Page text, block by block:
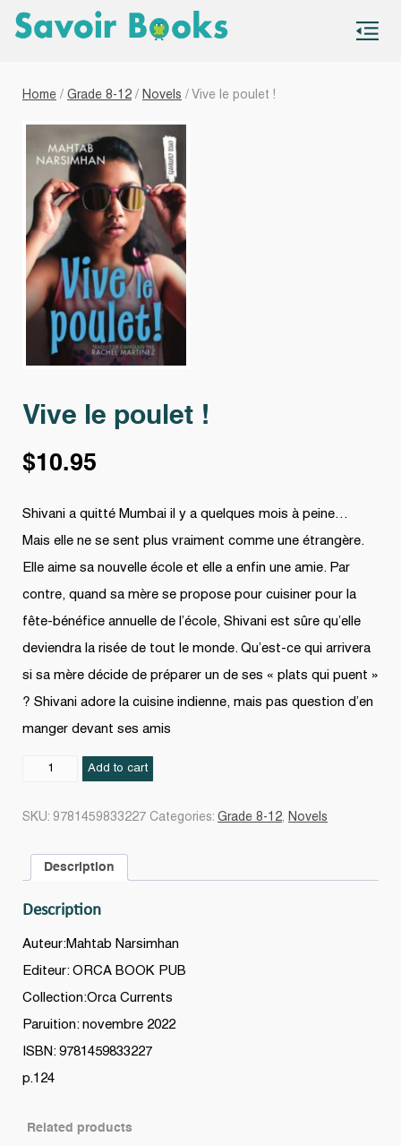
Home / Grade 8-12 / Novels / Vive le poulet !
Vive le poulet !
$10.95
Shivani a quitté Mumbai il y a quelques mois à peine…
Mais elle ne se sent plus vraiment comme une étrangère.
Elle aime sa nouvelle école et elle a enfin une amie. Par
contre, quand sa mère se propose pour cuisiner pour la
fête-bénéfice annuelle de l’école, Shivani est sûre qu’elle
deviendra la risée de tout le monde. Qu’est-ce qui arrivera
si sa mère décide de préparer un de ses « plats qui puent »
? Shivani adore la cuisine indienne, mais pas question d’en
manger devant ses amis
Add to cart
SKU: 9781459833227 Categories: Grade 8-12, Novels
Description
Description
Auteur:Mahtab Narsimhan
Editeur: ORCA BOOK PUB
Collection:Orca Currents
Paruition: novembre 2022
ISBN: 9781459833227
p.124
Related products